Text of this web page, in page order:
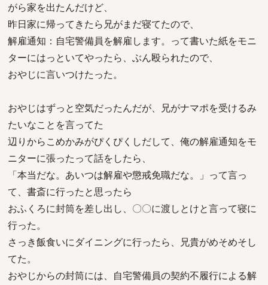
がら家を出たんだけど、
昨日家に帰ってきたら兄がまだ寝てたので、
解雇通知：自宅警備員を解雇します。って書いた紙をモニ
ターにはっといてやったら、ぶん殴られたので、
おやじに言いつけたった。
おやじはずっと空気だったんだが、兄がナマポを受けるみ
たいなことを言ってた
辺りからこめかみがぴくぴくしだして、俺の解雇通知をモ
ニターに張ったって話をしたら、
「本当だな。あいつは解雇や懲戒免職だな。」って言っ
て、書斎に行ったと思ったら
おふくろに封筒を差し出し、〇〇に渡しとけと言って寝に
行った。
さっき飯食いにダイニングに行ったら、兄貴がめそめそし
てた。
おやじからの封筒には、自宅警備員の契約不履行による解